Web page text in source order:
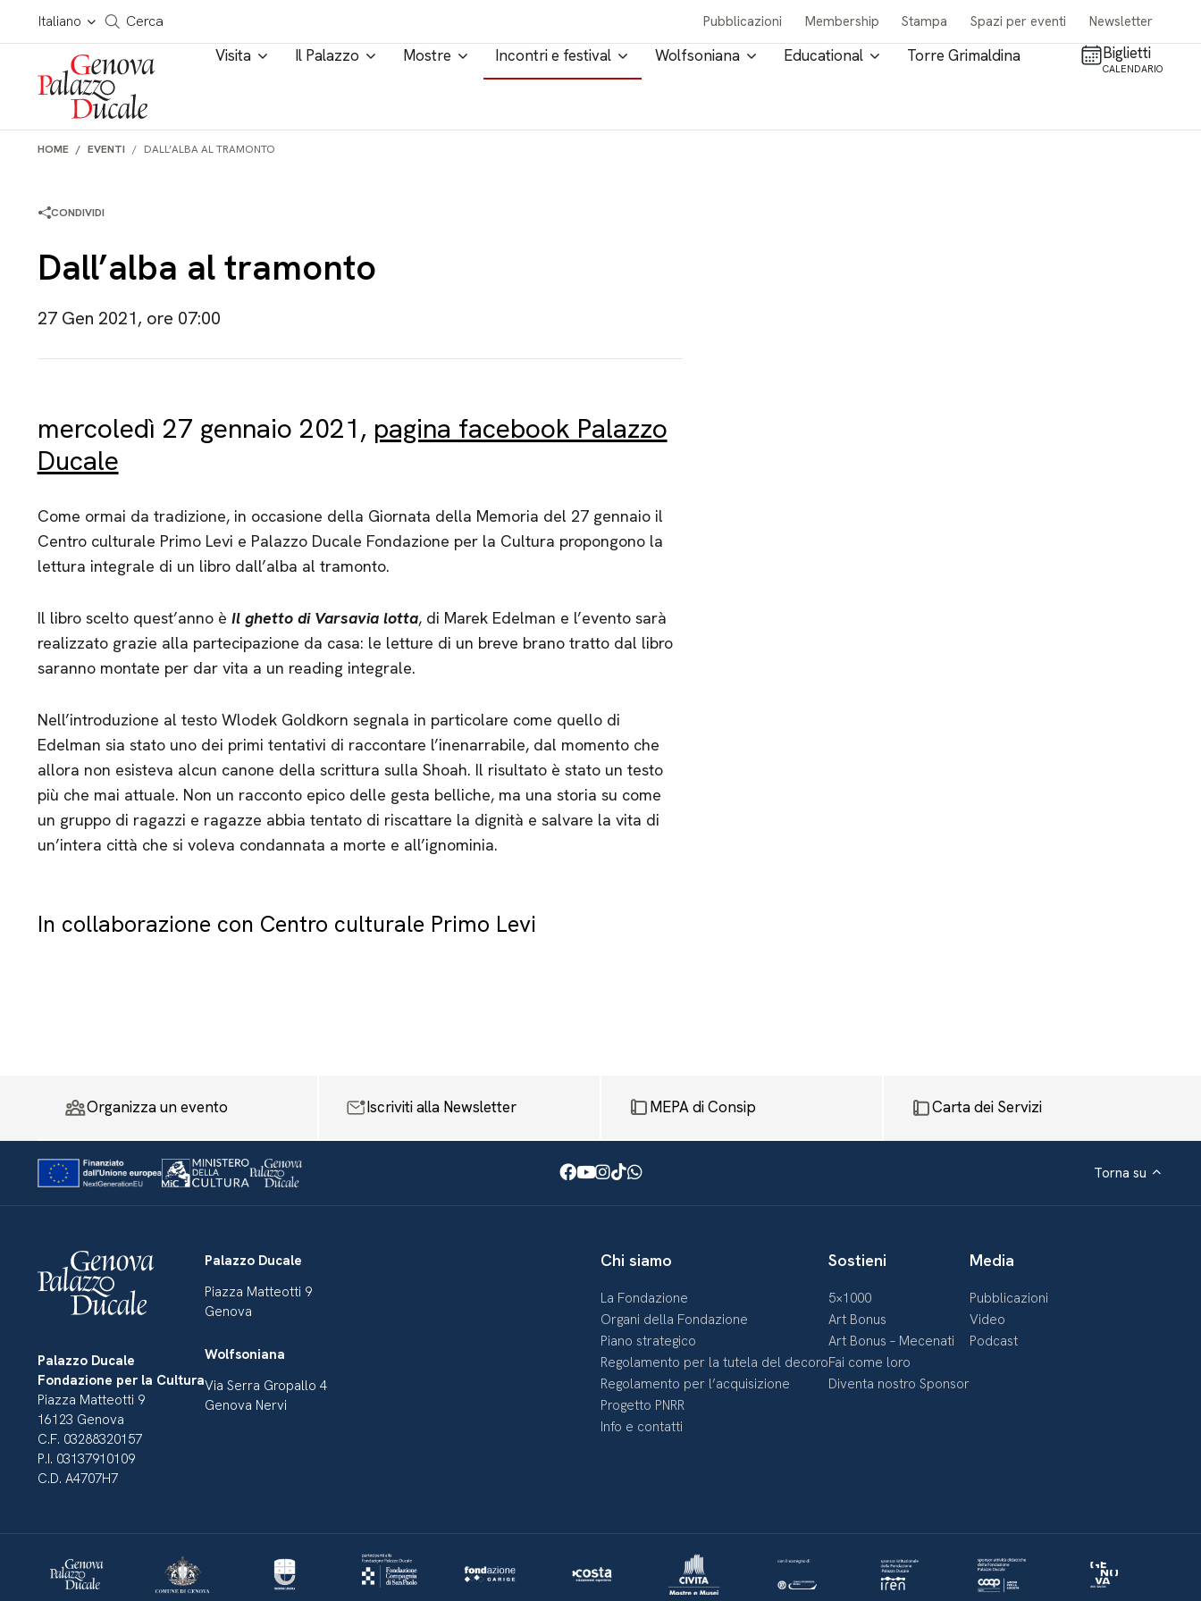
Salta al contenuto
Italiano
Cerca in tutto il sito
Cerca Pubblicazioni Membership Stampa Spazi per eventi Newsletter
Visita Il Palazzo Mostre Incontri e festival Wolfsoniana Educational Torre Grimaldina Biglietti
CALENDARIO
HOME EVENTI DALL’ALBA AL TRAMONTO
CONDIVIDI
Dall’alba al tramonto
27 Gen 2021, ore 07:00
mercoledì 27 gennaio 2021, pagina facebook Palazzo
Ducale
Come ormai da tradizione, in occasione della Giornata della Memoria del 27 gennaio il
Centro culturale Primo Levi e Palazzo Ducale Fondazione per la Cultura propongono la
lettura integrale di un libro dall’alba al tramonto.
Il libro scelto quest’anno è Il ghetto di Varsavia lotta, di Marek Edelman e l’evento sarà
realizzato grazie alla partecipazione da casa: le letture di un breve brano tratto dal libro
saranno montate per dar vita a un reading integrale.
Nell’introduzione al testo Wlodek Goldkorn segnala in particolare come quello di
Edelman sia stato uno dei primi tentativi di raccontare l’inenarrabile, dal momento che
allora non esisteva alcun canone della scrittura sulla Shoah. Il risultato è stato un testo
più che mai attuale. Non un racconto epico delle gesta belliche, ma una storia su come
un gruppo di ragazzi e ragazze abbia tentato di riscattare la dignità e salvare la vita di
un’intera città che si voleva condannata a morte e all’ignominia.
In collaborazione con Centro culturale Primo Levi
Organizza un evento Iscriviti alla Newsletter MEPA di Consip Carta dei Servizi
Facebook
Youtube
Instagram
TikTok
WhatsApp Torna su
Palazzo Ducale
Fondazione per la Cultura
Piazza Matteotti 9
16123 Genova
C.F. 03288320157
P.I. 03137910109
C.D. A4707H7
Palazzo Ducale
Piazza Matteotti 9
Genova
Wolfsoniana
Via Serra Gropallo 4
Genova Nervi
Chi siamo
La Fondazione
Organi della Fondazione
Piano strategico
Regolamento per la tutela del decoro
Regolamento per l’acquisizione
Progetto PNRR
Info e contatti
Sostieni
5×1000
Art Bonus
Art Bonus – Mecenati
Fai come loro
Diventa nostro Sponsor
Media
Pubblicazioni
Video
Podcast